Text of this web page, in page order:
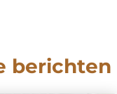
berichten